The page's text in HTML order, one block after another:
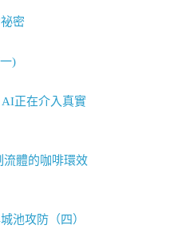
密
)
正在介入真實
流體的咖啡環效
池攻防（四）